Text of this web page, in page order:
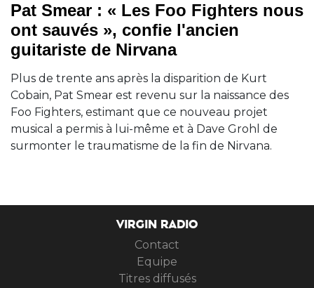
Pat Smear : « Les Foo Fighters nous
ont sauvés », confie l'ancien
guitariste de Nirvana
Plus de trente ans après la disparition de Kurt
Cobain, Pat Smear est revenu sur la naissance des
Foo Fighters, estimant que ce nouveau projet
musical a permis à lui-même et à Dave Grohl de
surmonter le traumatisme de la fin de Nirvana.
VIRGIN RADIO
Contact
Equipe
Titres diffusés